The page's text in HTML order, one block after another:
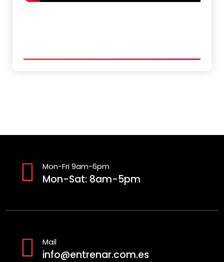
Mon-Fri 9am-6pm
Mon-Sat: 8am-5pm
Mail
info@entrenar.com.es